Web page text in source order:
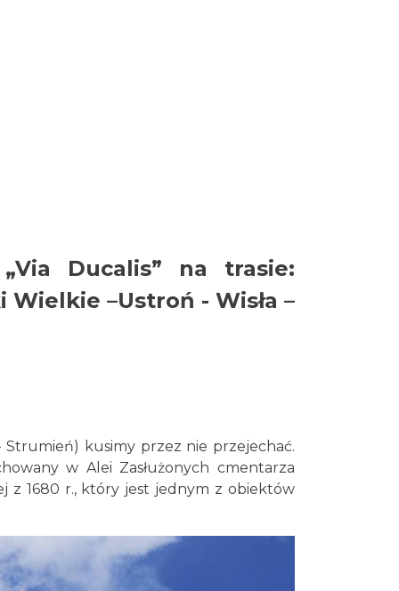
Ducalis” na trasie:
–Ustroń - Wisła –
Strumień) kusimy przez nie przejechać.
w Alei Zasłużonych cmentarza
z 1680 r., który jest jednym z obiektów